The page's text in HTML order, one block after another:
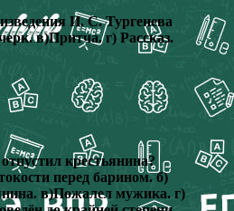
И. С. Тургенева
в)Притча. г) Рассказ.
крестьянина?
перед барином. б)
в)Пожалел мужика. г)